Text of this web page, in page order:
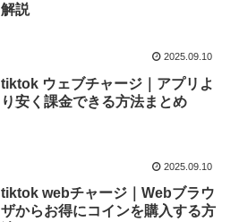
解説
2025.09.10
tiktok ウェブチャージ｜アプリよ
り安く課金できる方法まとめ
2025.09.10
tiktok webチャージ｜Webブラウ
ザからお得にコインを購入する方